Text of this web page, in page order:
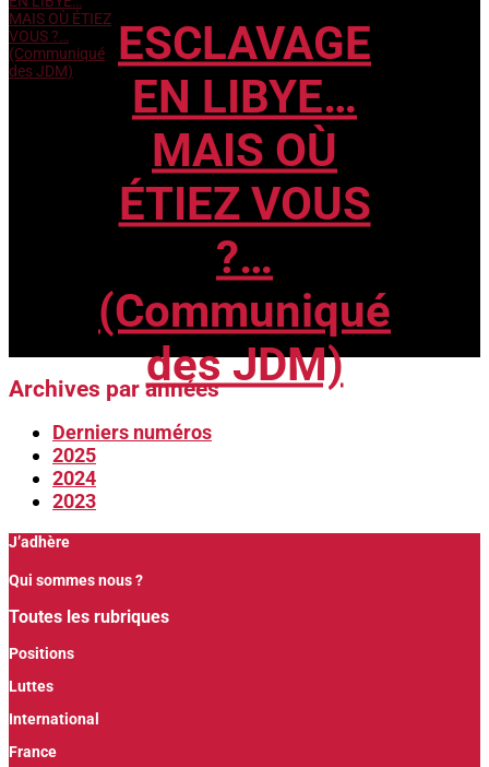
ESCLAVAGE
EN LIBYE…
MAIS OÙ
ÉTIEZ VOUS
?…
(Communiqué
des JDM)
l’esclavage sur son territoire.Des milliers de migrants
de différentes nations africaines rejoignent la Libye
en...
Archives par années
Derniers numéros
2025
2024
2023
J’adhère
Qui sommes nous ?
Toutes les rubriques
Positions
Luttes
International
France